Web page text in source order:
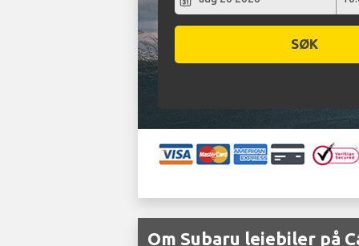
SØK
Om Subaru leiebiler på